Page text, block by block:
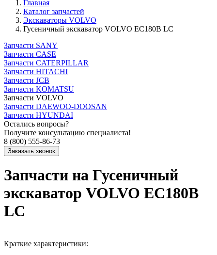
Главная
Каталог запчастей
Экскаваторы VOLVO
Гусеничный экскаватор VOLVO EC180B LC
Запчасти SANY
Запчасти CASE
Запчасти CATERPILLAR
Запчасти HITACHI
Запчасти JCB
Запчасти KOMATSU
Запчасти VOLVO
Запчасти DAEWOO-DOOSAN
Запчасти HYUNDAI
Остались вопросы?
Получите консультацию специалиста!
8 (800) 555-86-73
Запчасти на Гусеничный
экскаватор VOLVO EC180B
LC
Краткие характеристики: